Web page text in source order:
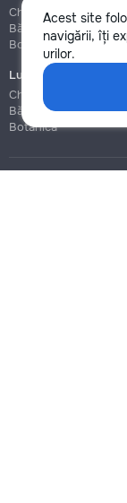
Acest site
navigării, îți
urilor.
Chișinău
Bălți
Botanica
Lucrări de
Chișinău
Bălți
Botanica